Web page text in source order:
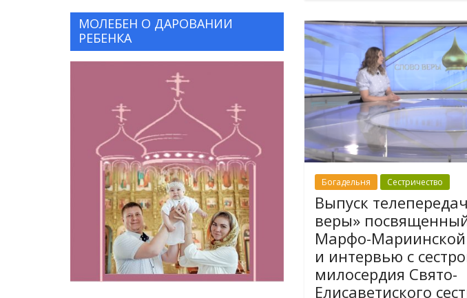
Богадельня Сестричество
Выпуск
веры»
Марфо-Мариинской
и интервью с
милосердия Свято-
Елисаветиского
МОЛЕБЕН О ДАРОВАНИИ
РЕБЕНКА